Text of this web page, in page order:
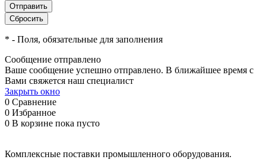
* - Поля, обязательные для заполнения
Сообщение отправлено
Ваше сообщение успешно отправлено. В ближайшее время с
Вами свяжется наш специалист
Закрыть окно
0 Сравнение
0 Избранное
0 В корзине пока пусто
Комплексные поставки промышленного оборудования.